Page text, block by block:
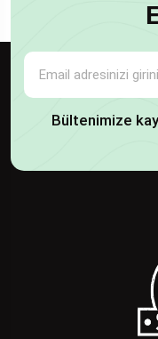
Bültenimize